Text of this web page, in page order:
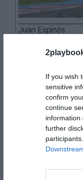
If you wish
sensitive
confirm
continue
information
further
Juan Espinós
Se cancela el
actuales que
y Dorna
no se llevará
El
necesarios
de abril en el